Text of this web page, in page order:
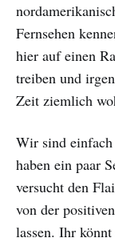
Fernsehen
hier auf einen
treiben und
Zeit ziemlich
Wir sind einfach
haben ein paar
versucht den
von der
lassen. Ihr